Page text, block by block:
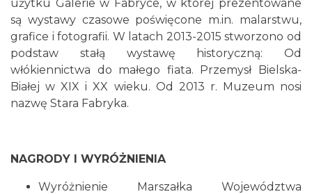
użytku Galerie w Fabryce, w której prezentowane
są wystawy czasowe poświęcone m.in. malarstwu,
grafice i fotografii. W latach 2013-2015 stworzono od
podstaw stałą wystawę historyczną: Od
włókiennictwa do małego fiata. Przemysł Bielska-
Białej w XIX i XX wieku. Od 2013 r. Muzeum nosi
nazwę Stara Fabryka.
NAGRODY I WYRÓŻNIENIA
Wyróżnienie Marszałka Województwa